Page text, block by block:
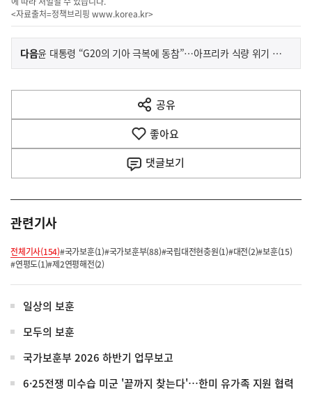
<자료출처=정책브리핑 www.korea.kr>
이
전
다
음
다음기
윤 대통령 “G20의 기아 극복에 동참”…아프리카 식량 위기 1000만 달러 지원
공유
열
기
좋아요
댓글보기
관련기사
전체기사(154)#국가보훈(1)#국가보훈부(88)#국립대전현충원(1)#대전(2)#보훈(15)
#연평도(1)#제2연평해전(2)
일상의 보훈
모두의 보훈
국가보훈부 2026 하반기 업무보고
6·25전쟁 미수습 미군 '끝까지 찾는다'…한미 유가족 지원 협력